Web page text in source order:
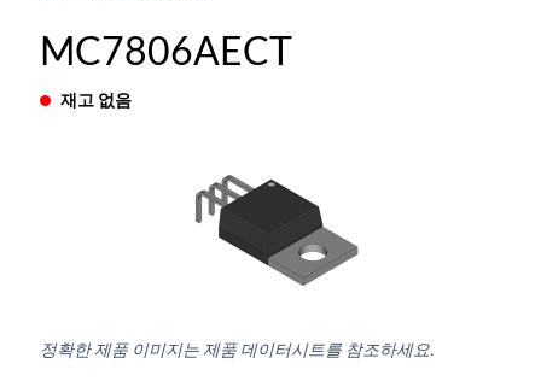
MC7806AECT
재고 없음
정확한 제품 이미지는 제품 데이터시트를 참조하세요.